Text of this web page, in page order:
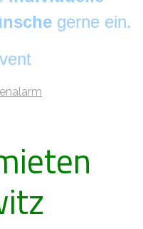
gerne ein.